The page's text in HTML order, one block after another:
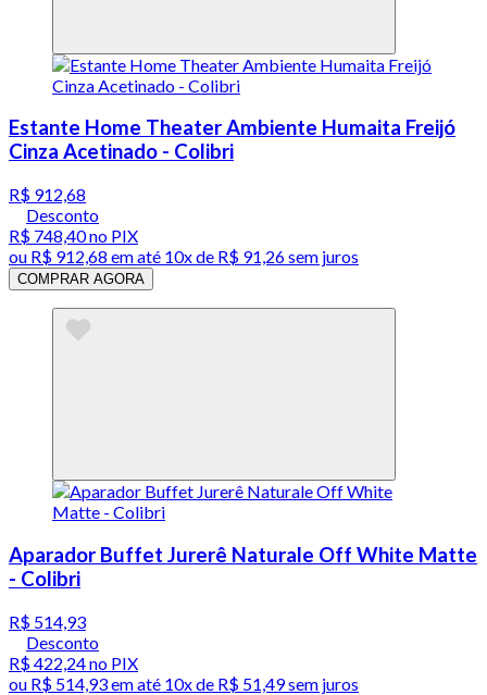
Estante Home Theater Ambiente Humaita Freijó
Cinza Acetinado - Colibri
R$ 912,68
Desconto
R$ 748,40no PIX
ou R$ 912,68 em até 10x de R$ 91,26 sem juros
COMPRAR AGORA
Aparador Buffet Jurerê Naturale Off White Matte
- Colibri
R$ 514,93
Desconto
R$ 422,24no PIX
ou R$ 514,93em até 10x de R$ 51,49 sem juros